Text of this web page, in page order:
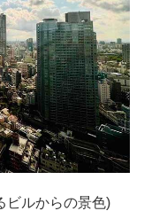
ビルからの景色)